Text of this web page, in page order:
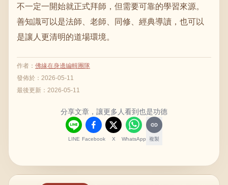
不一定一開始就正式拜師，但需要可靠的學習來源。
善知識可以是法師、老師、同修、經典導讀，也可以
是讓人更清明的道場環境。
作者 ： 佛緣在身邊編輯團隊
發佈於： 2026-05-11
最後更新： 2026-05-11
分享文章，讓更多人看到也是功德
LINE Facebook X WhatsApp 複製